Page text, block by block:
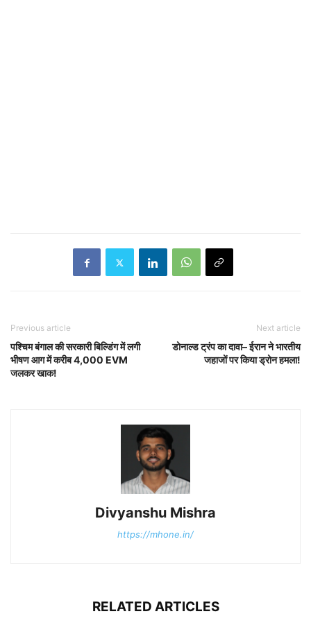
Previous article
पश्चिम बंगाल की सरकारी बिल्डिंग में लगी
भीषण आग में करीब 4,000 EVM
जलकर खाक!
Next article
डोनाल्ड ट्रंप का दावा– ईरान ने भारतीय
जहाजों पर किया ड्रोन हमला!
Divyanshu Mishra
https://mhone.in/
RELATED ARTICLES